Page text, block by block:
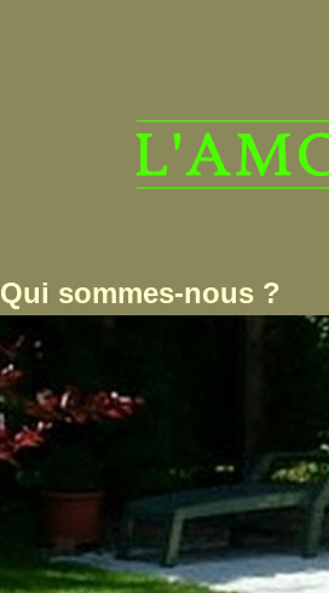
Qui sommes-nous ?